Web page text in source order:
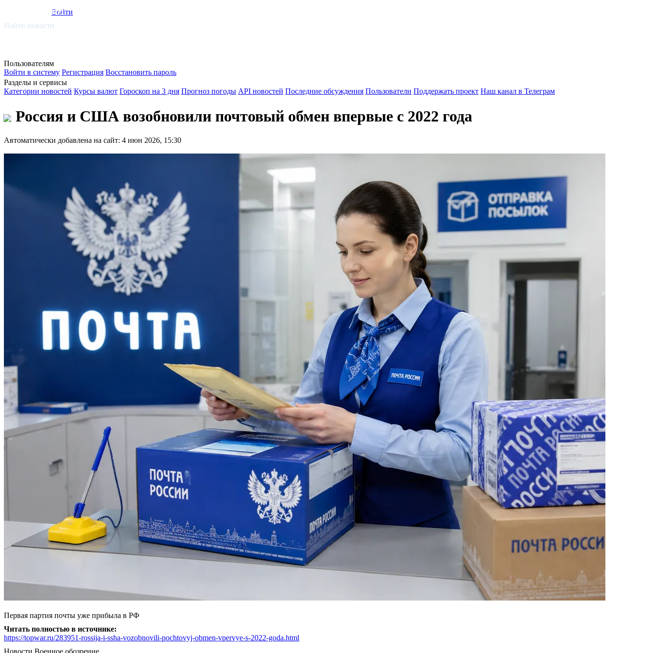
smi.mobi
Войти
Найти новости
Пользователям
Войти в систему Регистрация Восстановить пароль
Разделы и сервисы
Категории новостей Курсы валют Гороскоп на 3 дня Прогноз погоды API новостей Последние обсуждения Пользователи Поддержать проект Наш канал в Телеграм
Россия и США возобновили почтовый обмен впервые с 2022 года
Автоматически добавлена на сайт: 4 июн 2026, 15:30
Первая партия почты уже прибыла в РФ
Читать полностью в источнике:
https://topwar.ru/283951-rossija-i-ssha-vozobnovili-pochtovyj-obmen-vpervye-s-2022-goda.html
Новости Военное обозрение